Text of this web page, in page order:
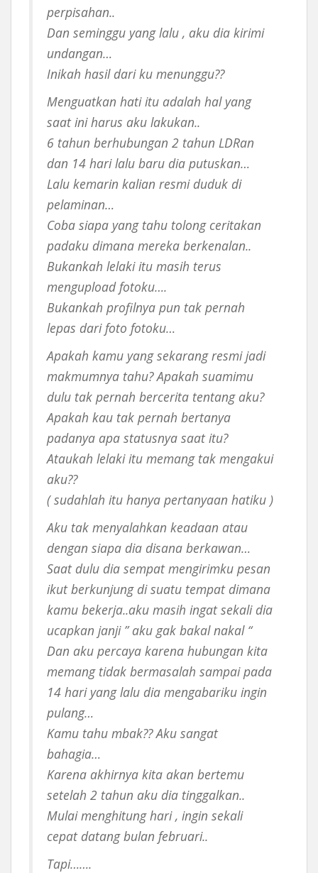
perpisahan..
Dan seminggu yang lalu , aku dia kirimi
undangan…
Inikah hasil dari ku menunggu??
Menguatkan hati itu adalah hal yang
saat ini harus aku lakukan..
6 tahun berhubungan 2 tahun LDRan
dan 14 hari lalu baru dia putuskan…
Lalu kemarin kalian resmi duduk di
pelaminan…
Coba siapa yang tahu tolong ceritakan
padaku dimana mereka berkenalan..
Bukankah lelaki itu masih terus
mengupload fotoku….
Bukankah profilnya pun tak pernah
lepas dari foto fotoku…
Apakah kamu yang sekarang resmi jadi
makmumnya tahu? Apakah suamimu
dulu tak pernah bercerita tentang aku?
Apakah kau tak pernah bertanya
padanya apa statusnya saat itu?
Ataukah lelaki itu memang tak mengakui
aku??
( sudahlah itu hanya pertanyaan hatiku )
Aku tak menyalahkan keadaan atau
dengan siapa dia disana berkawan…
Saat dulu dia sempat mengirimku pesan
ikut berkunjung di suatu tempat dimana
kamu bekerja..aku masih ingat sekali dia
ucapkan janji ” aku gak bakal nakal “
Dan aku percaya karena hubungan kita
memang tidak bermasalah sampai pada
14 hari yang lalu dia mengabariku ingin
pulang…
Kamu tahu mbak?? Aku sangat
bahagia…
Karena akhirnya kita akan bertemu
setelah 2 tahun aku dia tinggalkan..
Mulai menghitung hari , ingin sekali
cepat datang bulan februari..
Tapi…….